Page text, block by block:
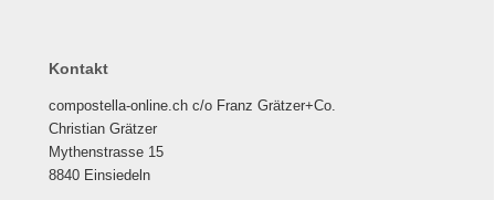
Kontakt
compostella-online.ch c/o Franz Grätzer+Co.
Christian Grätzer
Mythenstrasse 15
8840 Einsiedeln